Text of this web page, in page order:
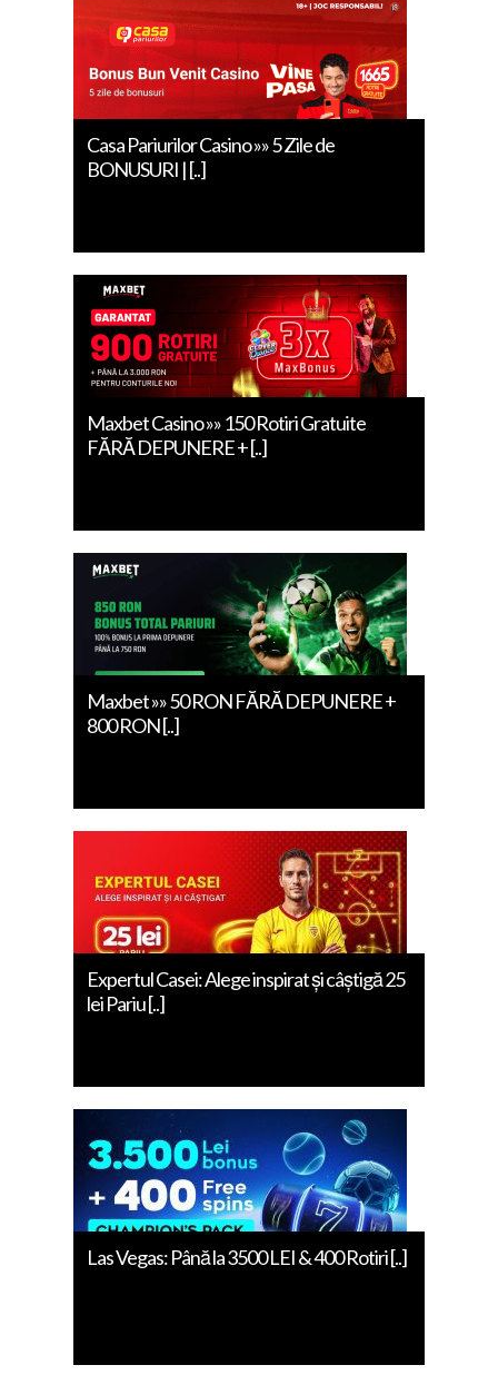
Casa Pariurilor Casino »» 5 Zile de
BONUSURI | [..]
Maxbet Casino »» 150 Rotiri Gratuite
FĂRĂ DEPUNERE + [..]
Maxbet »» 50 RON FĂRĂ DEPUNERE +
800 RON [..]
Expertul Casei: Alege inspirat și câștigă 25
lei Pariu [..]
Las Vegas: Până la 3500 LEI & 400 Rotiri [..]